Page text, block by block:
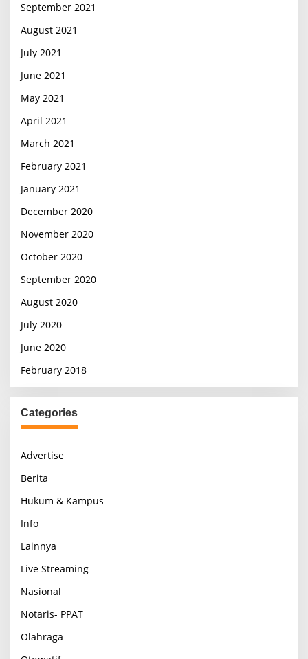
September 2021
August 2021
July 2021
June 2021
May 2021
April 2021
March 2021
February 2021
January 2021
December 2020
November 2020
October 2020
September 2020
August 2020
July 2020
June 2020
February 2018
Categories
Advertise
Berita
Hukum & Kampus
Info
Lainnya
Live Streaming
Nasional
Notaris- PPAT
Olahraga